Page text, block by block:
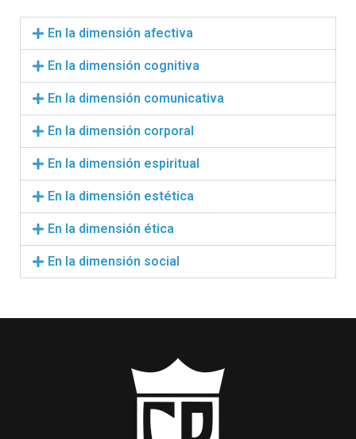
En la dimensión afectiva
En la dimensión cognitiva
En la dimensión comunicativa
En la dimensión corporal
En la dimensión espiritual
En la dimensión estética
En la dimensión ética
En la dimensión social